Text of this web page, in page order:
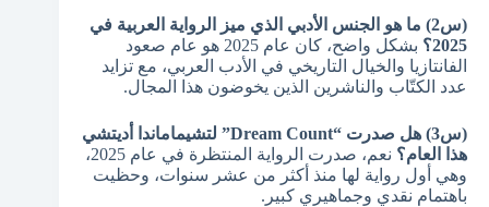
(س2) ما هو الجنس الأدبي الذي ميز الرواية العربية في
2025؟
بشكل واضح، كان عام 2025 هو عام صعود
الفانتازيا والخيال التاريخي في الأدب العربي، مع تزايد
عدد الكتّاب والناشرين الذين يخوضون هذا المجال.
(س3) هل صدرت “Dream Count” لتشيماماندا أديتشي
هذا العام؟
نعم، صدرت الرواية المنتظرة في عام 2025،
وهي أول رواية لها منذ أكثر من عشر سنوات، وحظيت
باهتمام نقدي وجماهيري كبير.